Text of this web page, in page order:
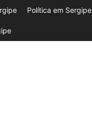
Política em Sergipe